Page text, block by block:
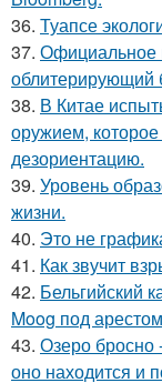
36. Туапсе
37. Официальное
облитерирующий
38. В Китае
оружием,
дезориентацию.
39. Уровень
жизни.
40. Это не
41. Как звучит
42. Бельгийский
Moog под
43. Озеро бросно
оно находится и